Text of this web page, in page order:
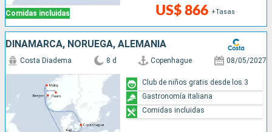
Comidas incluidas US$ 866 +Tasas
DINAMARCA, NORUEGA, ALEMANIA
Costa Diadema 8 d Copenhague 08/05/2027
Club de niños gratis desde los 3
Gastronomía italiana
Comidas incluidas